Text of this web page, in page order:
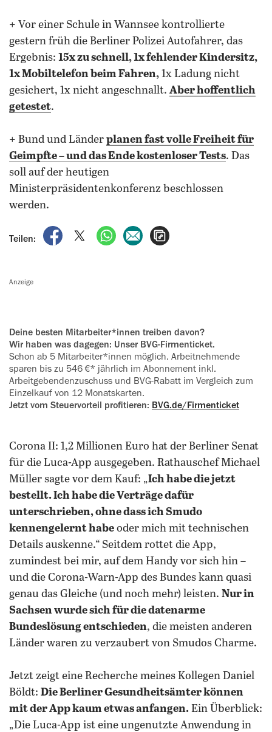
+ Vor einer Schule in Wannsee kontrollierte
gestern früh die Berliner Polizei Autofahrer, das
Ergebnis: 15x zu schnell, 1x fehlender Kindersitz,
1x Mobiltelefon beim Fahren, 1x Ladung nicht
gesichert, 1x nicht angeschnallt. Aber hoffentlich
getestet.
+ Bund und Länder planen fast volle Freiheit für
Geimpfte – und das Ende kostenloser Tests. Das
soll auf der heutigen
Ministerpräsidentenkonferenz beschlossen
werden.
Teilen:
auf Facebook teilen
auf X teilenper WhatsApp teilen
per E-Mail teilen
Anzeige
Deine besten Mitarbeiter*innen treiben davon?
Wir haben was dagegen: Unser BVG-Firmenticket.
Schon ab 5 Mitarbeiter*innen möglich. Arbeitnehmende
sparen bis zu 546 €* jährlich im Abonnement inkl.
Arbeitgebendenzuschuss und BVG-Rabatt im Vergleich zum
Einzelkauf von 12 Monatskarten.
Jetzt vom Steuervorteil profitieren: BVG.de/Firmenticket
Corona II: 1,2 Millionen Euro hat der Berliner Senat
für die Luca-App ausgegeben. Rathauschef Michael
Müller sagte vor dem Kauf: „Ich habe die jetzt
bestellt. Ich habe die Verträge dafür
unterschrieben, ohne dass ich Smudo
kennengelernt habe oder mich mit technischen
Details auskenne.“ Seitdem rottet die App,
zumindest bei mir, auf dem Handy vor sich hin –
und die Corona-Warn-App des Bundes kann quasi
genau das Gleiche (und noch mehr) leisten. Nur in
Sachsen wurde sich für die datenarme
Bundeslösung entschieden, die meisten anderen
Länder waren zu verzaubert von Smudos Charme.
Jetzt zeigt eine Recherche meines Kollegen Daniel
Böldt: Die Berliner Gesundheitsämter können
mit der App kaum etwas anfangen. Ein Überblick:
„Die Luca-App ist eine ungenutzte Anwendung in